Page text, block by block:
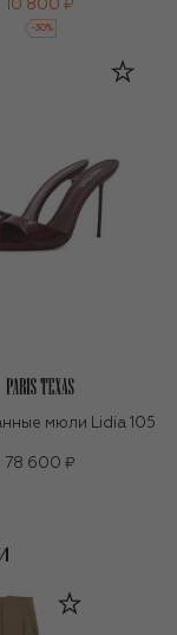
10 800 ₽
-30%
мюли Lidia 105
78 600 ₽